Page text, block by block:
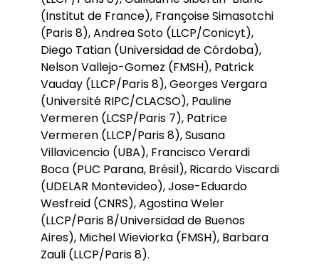
(Institut de France), Françoise Simasotchi
(Paris 8), Andrea Soto (LLCP/Conicyt),
Diego Tatian (Universidad de Córdoba),
Nelson Vallejo-Gomez (FMSH), Patrick
Vauday (LLCP/Paris 8), Georges Vergara
(Université RIPC/CLACSO), Pauline
Vermeren (LCSP/Paris 7), Patrice
Vermeren (LLCP/Paris 8), Susana
Villavicencio (UBA), Francisco Verardi
Boca (PUC Parana, Brésil), Ricardo Viscardi
(UDELAR Montevideo), Jose-Eduardo
Wesfreid (CNRS), Agostina Weler
(LLCP/Paris 8/Universidad de Buenos
Aires), Michel Wieviorka (FMSH), Barbara
Zauli (LLCP/Paris 8).